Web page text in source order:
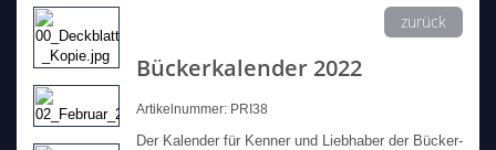
zurück
Bückerkalender 2022
Artikelnummer: PRI38
Der Kalender für Kenner und Liebhaber der Bücker-